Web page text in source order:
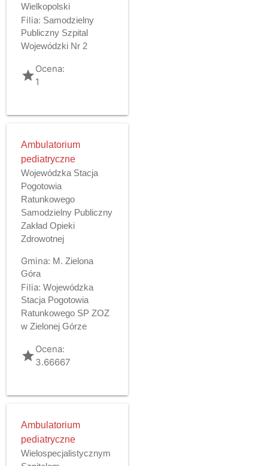
Wielkopolski
Filia: Samodzielny
Publiczny Szpital
Wojewódzki Nr 2
gradeOcena:
1
Ambulatorium
pediatryczne
Wojewódzka Stacja
Pogotowia
Ratunkowego
Samodzielny Publiczny
Zakład Opieki
Zdrowotnej
Gmina: M. Zielona
Góra
Filia: Wojewódzka
Stacja Pogotowia
Ratunkowego SP ZOZ
w Zielonej Górze
gradeOcena:
3.66667
Ambulatorium
pediatryczne
Wielospecjalistycznym